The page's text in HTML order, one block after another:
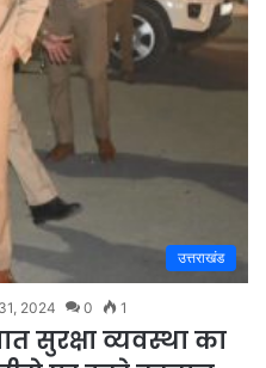
उत्तराखंड
2024 0 1
सुरक्षा व्यवस्था का